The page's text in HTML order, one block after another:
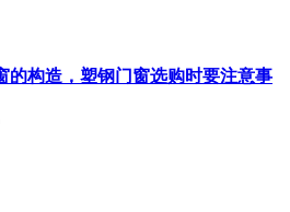
的构造，塑钢门窗选购时要注意事